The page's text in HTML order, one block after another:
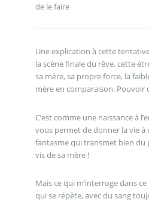
de le faire
Une explication à cette
la scène finale du rêve, cette
sa mère, sa propre force, la
mère en comparaison. Pouvoir
C’est comme une naissance à
vous permet de donner la vie à
fantasme qui transmet bien du
vis de sa mère !
Mais ce qui m’interroge dans ce
qui se répète, avec du sang